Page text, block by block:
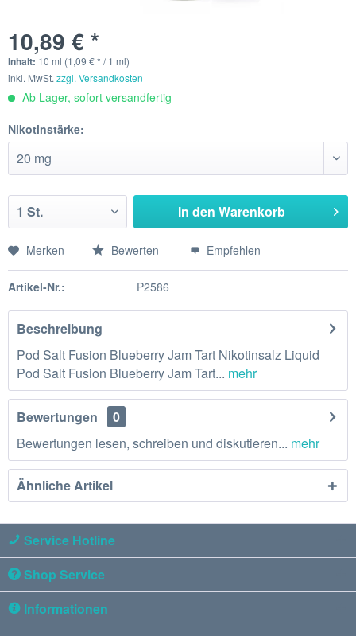
10,89 € *
Inhalt: 10 ml (1,09 € * / 1 ml)
inkl. MwSt. zzgl. Versandkosten
Ab Lager, sofort versandfertig
Nikotinstärke:
In den Warenkorb
Merken Bewerten Empfehlen
Artikel-Nr.: P2586
Beschreibung
Pod Salt Fusion Blueberry Jam Tart Nikotinsalz Liquid
Pod Salt Fusion Blueberry Jam Tart... mehr
Bewertungen
0
Bewertungen lesen, schreiben und diskutieren... mehr
Ähnliche Artikel
Service Hotline
Shop Service
Informationen